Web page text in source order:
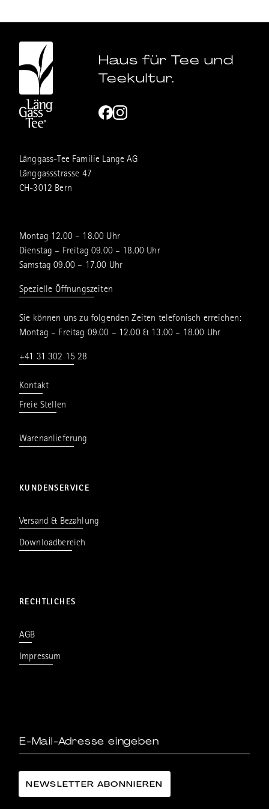
Haus für Tee und
Teekultur.
Länggass-Tee Familie Lange AG
Länggassstrasse 47
CH-3012 Bern
Montag 12.00 – 18.00 Uhr
Dienstag – Freitag 09.00 – 18.00 Uhr
Samstag 09.00 – 17.00 Uhr
Spezielle Öffnungszeiten
Sie können uns zu folgenden Zeiten telefonisch erreichen:
Montag – Freitag 09.00 – 12.00 & 13.00 – 18.00 Uhr
+41 31 302 15 28
Kontakt
Freie Stellen
Warenanlieferung
KUNDENSERVICE
Versand & Bezahlung
Downloadbereich
RECHTLICHES
AGB
Impressum